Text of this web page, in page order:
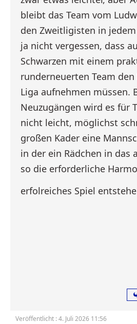
bleibt das Team vom
den Zweitligisten in
ja nicht vergessen, dass
Schwarzen mit einem
runderneuerten Team
Liga aufnehmen müssen.
Neuzugängen wird es für
nicht leicht, möglichst
großen Kader eine
in der ein Rädchen in das
so die erforderliche
erfolreiches Spiel
Veröffentlicht : 4. Juli 2026 11:56